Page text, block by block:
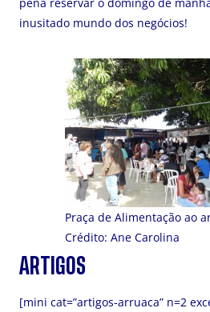
inusitado mundo dos negócios!
Praça de Alimentação ao
Crédito: Ane Carolina
ARTIGOS
[mini cat=”artigos-arruaca” n=2